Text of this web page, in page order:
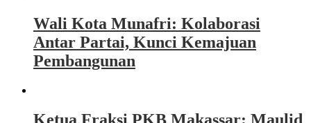
Wali Kota Munafri: Kolaborasi
Antar Partai, Kunci Kemajuan
Pembangunan